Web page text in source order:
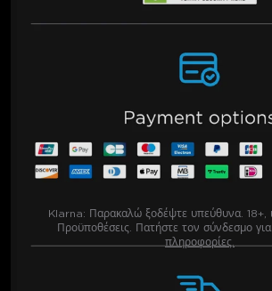
Klarna: Παρακαλώ ξοδέψτε υπεύθυνα. 18+,
Προϋποθέσεις. Πατήστε τον σύνδεσμο για
πληροφορίες.